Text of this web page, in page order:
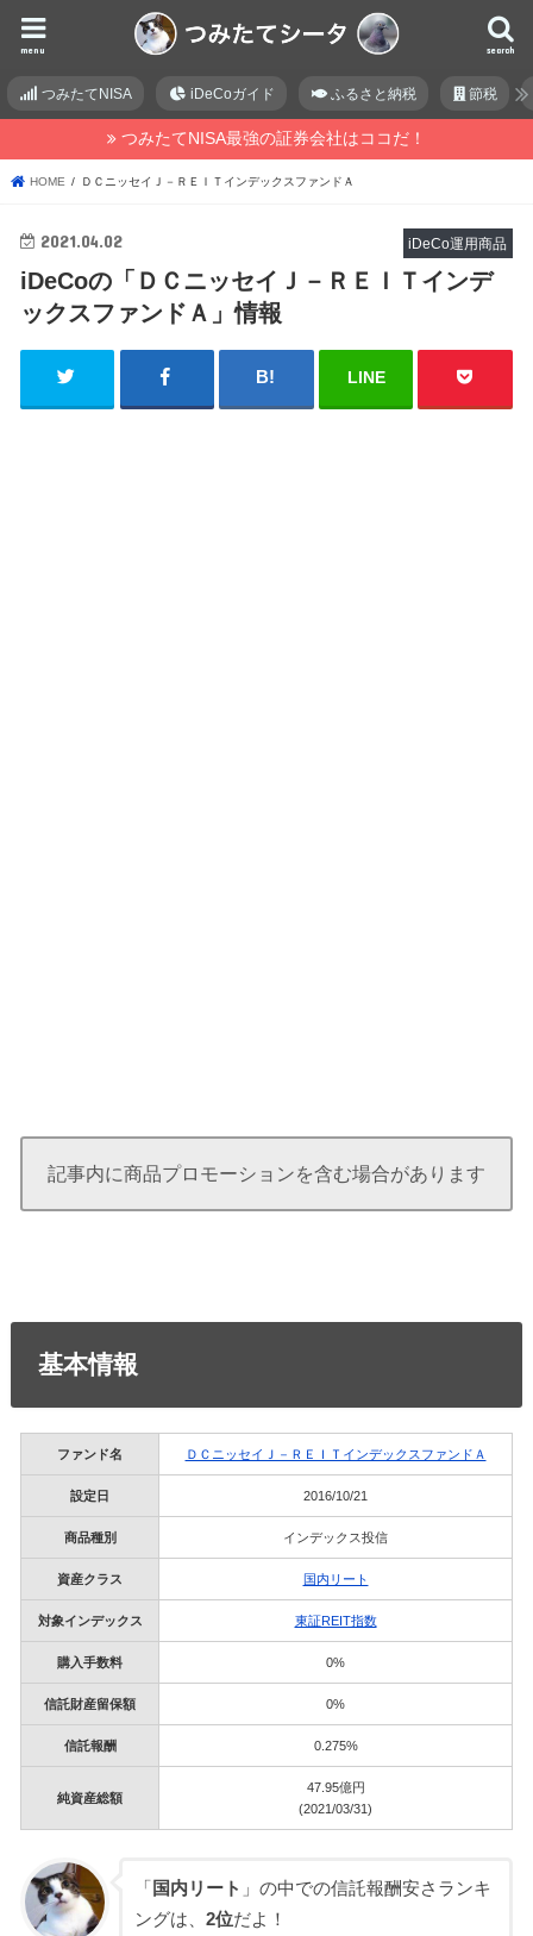
search
menu
つみたてNISA iDeCoガイド ふるさと納税 節税
つみたてNISA最強の証券会社はココだ！
HOME ＤＣニッセイＪ－ＲＥＩＴインデックスファンドＡ
iDeCo運用商品
2021.04.02
iDeCoの「ＤＣニッセイＪ－ＲＥＩＴインデ
ックスファンドＡ」情報
LINE
記事内に商品プロモーションを含む場合があります
基本情報
ファンド名 ＤＣニッセイＪ－ＲＥＩＴインデックスファンドＡ
設定日 2016/10/21
商品種別 インデックス投信
資産クラス 国内リート
対象インデックス 東証REIT指数
購入手数料 0%
信託財産留保額 0%
信託報酬 0.275%
純資産総額
47.95億円
(2021/03/31)
「国内リート 」の中での信託報酬安さランキ
ングは、2位だよ！